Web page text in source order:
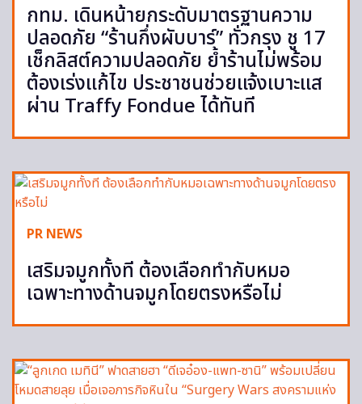
กทม. เดินหน้ายกระดับมาตรฐานความ
ปลอดภัย “ร้านกึ่งผับบาร์” ทั่วกรุง ชู 17
เช็กลิสต์ความปลอดภัย ย้ำร้านไม่พร้อม
ต้องเร่งแก้ไข ประชาชนช่วยแจ้งเบาะแส
ผ่าน Traffy Fondue ได้ทันที
PR NEWS
เสริมจมูกทั้งที ต้องเลือกทำกับหมอ
เฉพาะทางด้านจมูกโดยตรงหรือไม่